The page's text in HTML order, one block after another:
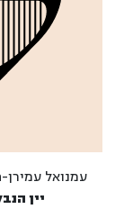
עמנואל עמירן-
יין